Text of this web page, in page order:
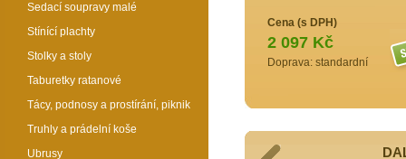
Cena (s DPH)
2 097 Kč
Doprava: standardní
Sedací soupravy malé
Stínící plachty
Stolky a stoly
Taburetky ratanové
Tácy, podnosy a prostírání, piknik
Truhly a prádelní koše
Ubrusy